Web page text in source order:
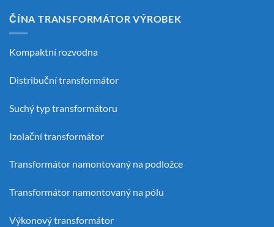
ČÍNA TRANSFORMÁTOR VÝROBEK
Kompaktní rozvodna
Distribuční transformátor
Suchý typ transformátoru
Izolační transformátor
Transformátor namontovaný na podložce
Transformátor namontovaný na pólu
Výkonový transformátor